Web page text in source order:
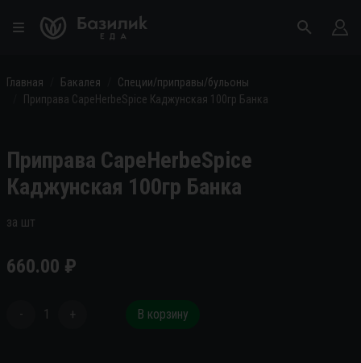
Главная Бакалея
Специи/приправы/бульоны
Приправа CapeHerbeSpice Каджунская 100гр Банка
Приправа CapeHerbeSpice
Каджунская 100гр Банка
за шт
660.00 ₽
- 1 + В корзину